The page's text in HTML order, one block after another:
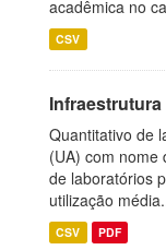
acadêmica no
CSV
Quantitativo de
(UA) com nome
de laboratórios
utilização
CSV PDF